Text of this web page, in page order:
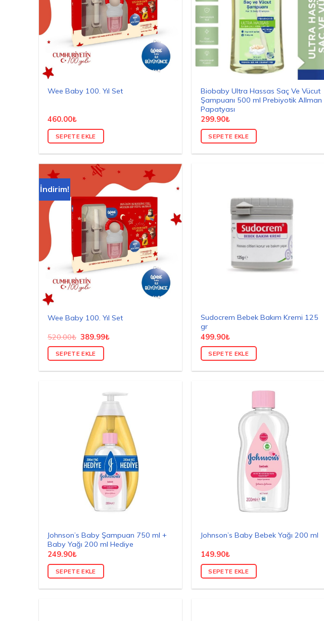
Wee Baby 100. Yıl Set
460.00₺
SEPETE EKLE
Biobaby Ultra Hassas Saç Ve Vücut
Şampuanı 500 ml Prebiyotik Allman
Papatyası
299.90₺
SEPETE EKLE
İndirim!
Wee Baby 100. Yıl Set
520.00₺ Orijinal
520.00₺.
389.99₺Şu
SEPETE EKLE
Sudocrem Bebek Bakım Kremi 125
gr
499.90₺
SEPETE EKLE
Johnson’s Baby Şampuan 750 ml +
Baby Yağı 200 ml Hediye
249.90₺
SEPETE EKLE
Johnson’s Baby Bebek Yağı 200 ml
149.90₺
SEPETE EKLE